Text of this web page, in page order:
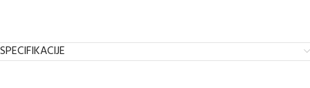
SPECIFIKACIJE